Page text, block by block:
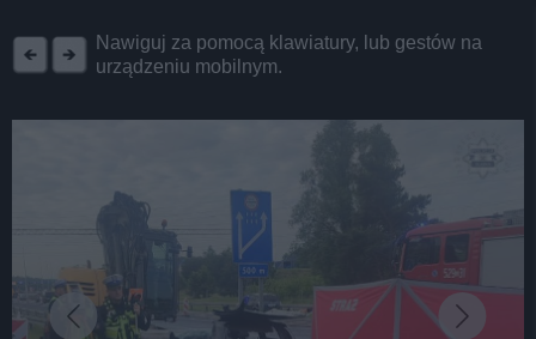
Nawiguj za pomocą klawiatury, lub gestów na
urządzeniu mobilnym.